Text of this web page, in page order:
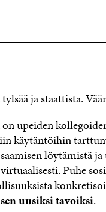
ja staattista.
upeiden
käytäntöihin
löytämistä
Puhe
uusiksi tavoiksi.